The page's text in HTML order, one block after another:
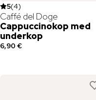
5(4)
Caffé del Doge
Cappuccinokop med
underkop
6,90 €